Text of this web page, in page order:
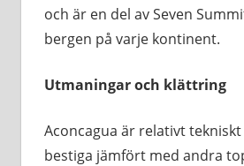
och är en del av Seven
bergen på varje kontinent.
Utmaningar och klättring
Aconcagua är relativt
bestiga jämfört med andra